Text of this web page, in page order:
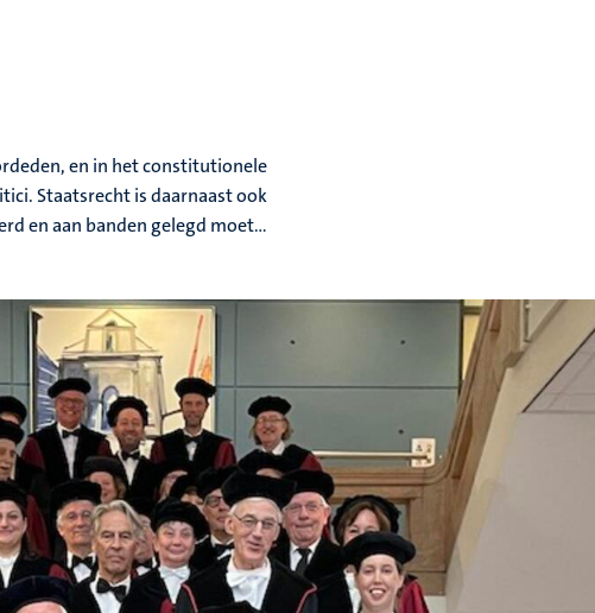
en in het constitutionele
Staatsrecht is daarnaast ook
en aan banden gelegd moet...